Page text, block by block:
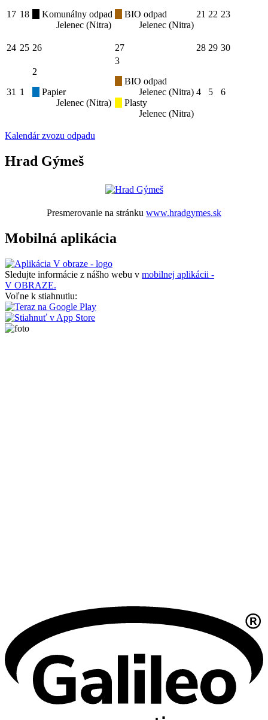
17 18
Komunálny odpad
Jelenec (Nitra)
BIO odpad
Jelenec (Nitra)
21 22 23
24 25 26 27 28 29 30
31 1
2
Papier
Jelenec (Nitra)
3
BIO odpad
Jelenec (Nitra)
Plasty
Jelenec (Nitra)
4 5 6
Kalendár zvozu odpadu
Hrad Gýmeš
Presmerovanie na stránku www.hradgymes.sk
Mobilná aplikácia
Sledujte informácie z nášho webu v mobilnej aplikácii -
V OBRAZE.
Voľne k stiahnutiu: